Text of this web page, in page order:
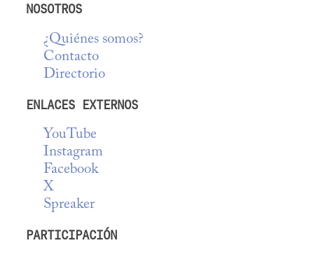
NOSOTROS
¿Quiénes somos?
Contacto
Directorio
ENLACES EXTERNOS
YouTube
Instagram
Facebook
X
Spreaker
PARTICIPACIÓN